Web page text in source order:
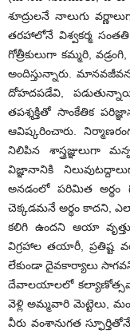
శూద్రులనే నాలుగు
తరహాలోనే విశ్వకర్మ
గోత్రీకులుగా కమ్మరి,
అందిస్తున్నారు.
దోహదపడేవి, పడుతున్నాయి.
తపశ్శక్తితో సాంకేతిక
ఆవిష్కరించారు.
నిలిపిన శాస్త్రజ్ఞులుగా
విజ్ఞానానికి
అనడంలో పరిమిత అర్థం
చెక్కడమనే అర్థం కాదని,
కలిగి ఉందని ఆయా
విగ్రహాల తయారీ, ప్రతిష్ట
లేకుండా దైవకార్యాలు
దేవాలయాలలో
వెళ్లి అమ్మవారి మెట్టెలు,
వీరు వంశానుగత స్ఫూర్తితోనే